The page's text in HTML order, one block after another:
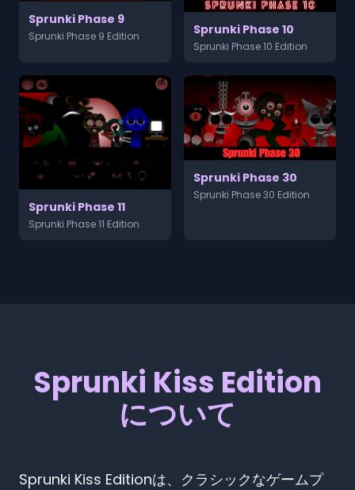
Sprunki Phase 9
Sprunki Phase 9 Edition Sprunki Phase 10
Sprunki Phase 10 Edition
Sprunki Phase 11
Sprunki Phase 11 Edition
Sprunki Phase 30
Sprunki Phase 30 Edition
Sprunki Kiss Edition
について
Sprunki Kiss Editionは、クラシックなゲームプ